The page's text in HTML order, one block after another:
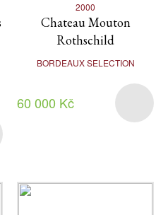
2000
Chateau Mouton
Rothschild
BORDEAUX SELECTION
60 000 Kč